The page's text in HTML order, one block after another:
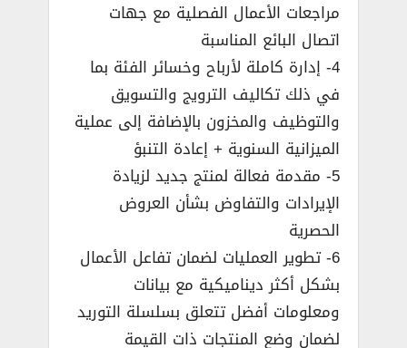
مراجعات الأعمال الفصلية مع جهات
اتصال البائع المناسبة
4- إدارة كاملة لأرباح وخسائر الفئة بما
في ذلك تكاليف الترويج والتسويق
والتوظيف والمخزون بالإضافة إلى عملية
الميزانية السنوية + إعادة التنبؤ
5- مقدمة فعالة لمنتج جديد لزيادة
الإيرادات والتفاوض بشأن العروض
الحصرية
6- تطوير العمليات لضمان تفاعل الأعمال
بشكل أكثر ديناميكية مع بيانات
ومعلومات أفضل تتعلق بسلسلة التوريد
لضمان وضع المنتجات ذات القيمة